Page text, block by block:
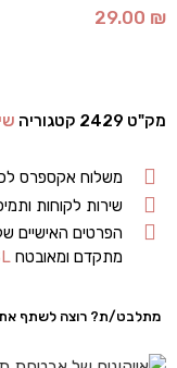
29.00 ₪
מק"ט 2429 קטגוריה
משלוח אקספרס
שירות לקוחות
הפרטים האישיים
מתקדם ומאובטח
מתלבט/ת? רוצה לשתף